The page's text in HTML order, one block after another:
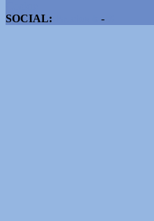
SOCIAL:
-